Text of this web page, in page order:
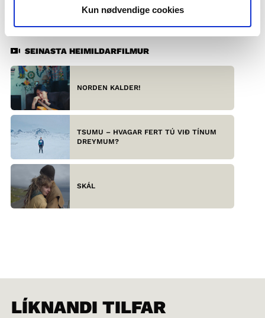
Kun nødvendige cookies
UM GRØNLENDSKT
SEINASTA HEIMILDARFILMUR
NORDEN KALDER!
TSUMU – HVAGAR FERT TÚ VIÐ TÍNUM
DREYMUM?
SKÁL
LÍKNANDI TILFAR